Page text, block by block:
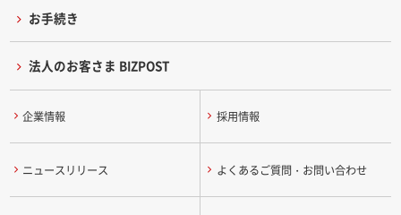
お手続き
法人のお客さま BIZPOST
企業情報 採用情報
ニュースリリース よくあるご質問・お問い合わせ